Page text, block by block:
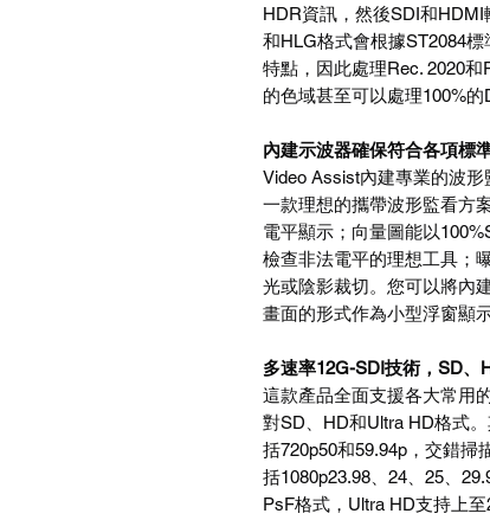
HDR資訊，然後SDI和
和HLG格式會根據ST2084
特點，因此處理Rec. 2020
的色域甚至可以處理100%的
內建示波器確保符合各項標
Video Assist內建專業的波
一款理想的攜帶波形監看方
電平顯示；向量圖能以
檢查非法電平的理想工具；
光或陰影裁切。您可以將內
畫面的形式作為小型浮窗顯
多速率12G-SDI技術，SD、
這款產品全面支援各大常用
對SD、HD和Ultra HD格式
括720p50和59.94p，交錯掃
括1080p23.98、24、25、
PsF格式，Ultra HD支持上